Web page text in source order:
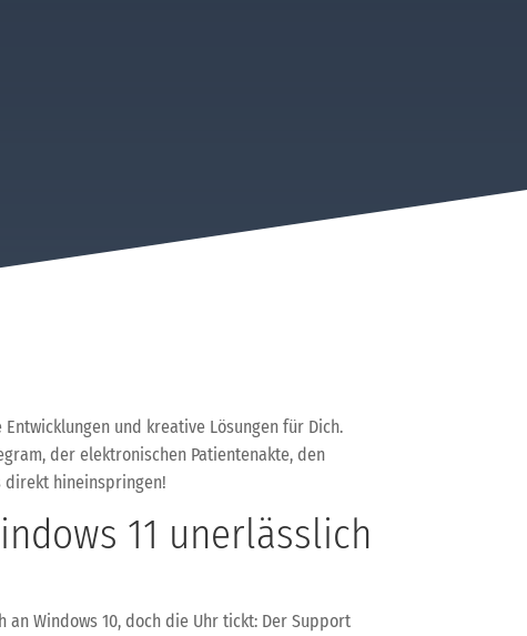
und kreative Lösungen für Dich.
der elektronischen Patientenakte, den
direkt hineinspringen!
11 unerlässlich
Windows 10, doch die Uhr tickt: Der Support